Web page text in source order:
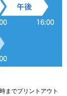
までプリントアウト